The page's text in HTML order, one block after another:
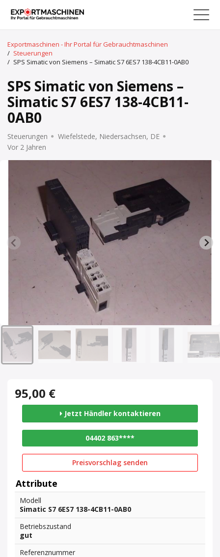
Exportmaschinen - Ihr Portal für Gebrauchtmaschinen
/ Steuerungen
/ SPS Simatic von Siemens – Simatic S7 6ES7 138-4CB11-0AB0
SPS Simatic von Siemens –
Simatic S7 6ES7 138-4CB11-
0AB0
Steuerungen
Wiefelstede, Niedersachsen, DE
Vor 2 Jahren
95,00 €
Jetzt Händler kontaktieren
04402 863****
Preisvorschlag senden
Attribute
Modell
Simatic S7 6ES7 138-4CB11-0AB0
Betriebszustand
gut
Referenznummer